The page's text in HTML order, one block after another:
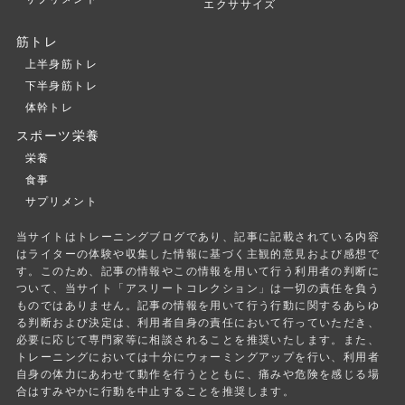
エクササイズ
筋トレ
上半身筋トレ
下半身筋トレ
体幹トレ
スポーツ栄養
栄養
食事
サプリメント
当サイトはトレーニングブログであり、記事に記載されている内容
はライターの体験や収集した情報に基づく主観的意見および感想で
す。このため、記事の情報やこの情報を用いて行う利用者の判断に
ついて、当サイト「アスリートコレクション」は一切の責任を負う
ものではありません。記事の情報を用いて行う行動に関するあらゆ
る判断および決定は、利用者自身の責任において行っていただき、
必要に応じて専門家等に相談されることを推奨いたします。また、
トレーニングにおいては十分にウォーミングアップを行い、利用者
自身の体力にあわせて動作を行うとともに、痛みや危険を感じる場
合はすみやかに行動を中止することを推奨します。